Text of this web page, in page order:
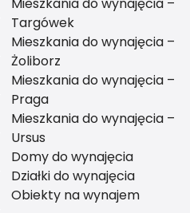
Targówek
Mieszkania do wynajęcia –
Żoliborz
Mieszkania do wynajęcia –
Praga
Mieszkania do wynajęcia –
Ursus
Domy do wynajęcia
Działki do wynajęcia
Obiekty na wynajem